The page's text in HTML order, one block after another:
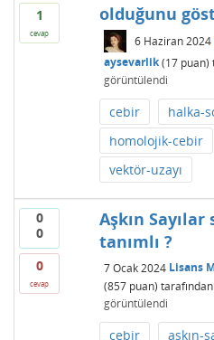
1
cevap
olduğunu
6 Haziran 2024
aysevarlik (17puan)
görüntülendi
cebir
halka-
homolojik-cebir
vektör-uzayı
0
0
0
cevap
Aşkın Sayılar
tanımlı ?
7 Ocak 2024 Lisans
(857puan) tarafından
görüntülendi
cebir aşkın-